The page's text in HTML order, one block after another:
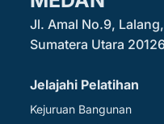
Jl. Amal No.9,
Sumatera Utara
Jelajahi Pelatihan
Kejuruan Bangunan